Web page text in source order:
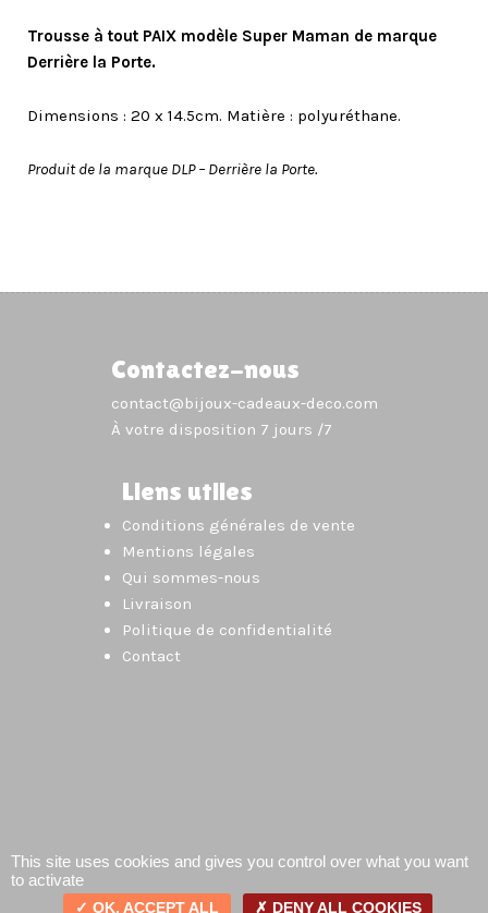
Trousse à tout PAIX modèle Super Maman de marque
Derrière la Porte.
Dimensions : 20 x 14.5cm. Matière : polyuréthane.
Produit de la marque DLP – Derrière la Porte.
Contactez-nous
contact@bijoux-cadeaux-deco.com
À votre disposition 7 jours /7
Liens utiles
Conditions générales de vente
Mentions légales
Qui sommes-nous
Livraison
Politique de confidentialité
Contact
This site uses cookies and gives you control over what you want
to activate
OK, ACCEPT ALL DENY ALL COOKIES